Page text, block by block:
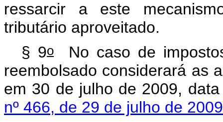
ressarcir a este
tributário aproveitado.
§ 9o
No caso de
reembolsado considerará as
em 30 de julho de 2009,
nº 466, de 29 de julho de